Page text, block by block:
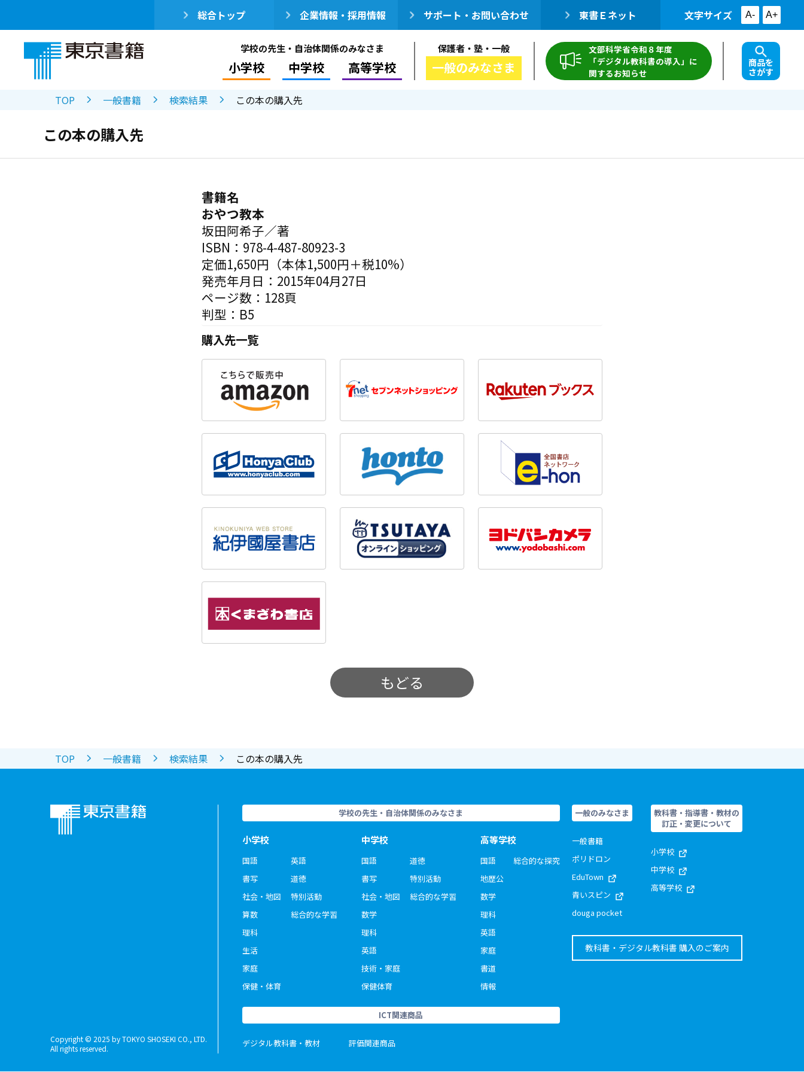
総合トップ 企業情報・採用情報 サポート・お問い合わせ 東書Ｅネット 文字サイズ A- A+
学校の先生・自治体関係のみなさま
小学校 中学校 高等学校
保護者・塾・一般
一般のみなさま
文部科学省令和８年度
「デジタル教科書の導入」に
関するお知らせ
商品を
さがす
TOP 一般書籍 検索結果 この本の購入先
この本の購入先
書籍名
おやつ教本
坂田阿希子／著
ISBN：978-4-487-80923-3
定価1,650円（本体1,500円＋税10%）
発売年月日：2015年04月27日
ページ数：128頁
判型：B5
購入先一覧
もどる
TOP 一般書籍 検索結果 この本の購入先
Copyright © 2025 by TOKYO SHOSEKI CO., LTD.
All rights reserved.
学校の先生・自治体関係のみなさま
小学校
国語
書写
社会・地図
算数
理科
生活
家庭
保健・体育
英語
道徳
特別活動
総合的な学習
中学校
国語
書写
社会・地図
数学
理科
英語
技術・家庭
保健体育
道徳
特別活動
総合的な学習
高等学校
国語
地歴公
数学
理科
英語
家庭
書道
情報
総合的な探究
ICT関連商品
デジタル教科書・教材 評価関連商品
一般のみなさま
一般書籍
ポリドロン
EduTown
青いスピン
douga pocket
教科書・指導書・教材の
訂正・変更について
小学校
中学校
高等学校
教科書・デジタル教科書 購入のご案内